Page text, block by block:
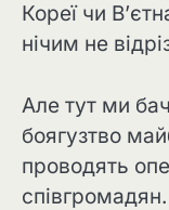
Кореї чи
нічим не
Але тут ми
боягузтво
проводять
співгромадян.